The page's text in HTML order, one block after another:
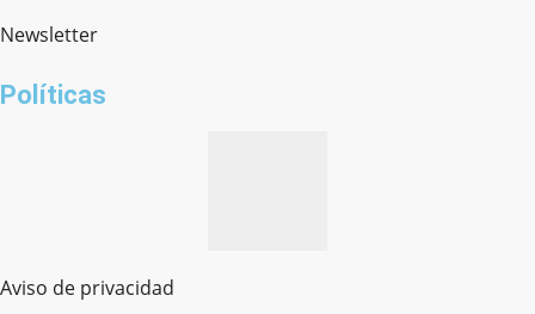
Newsletter
Políticas
Aviso de privacidad